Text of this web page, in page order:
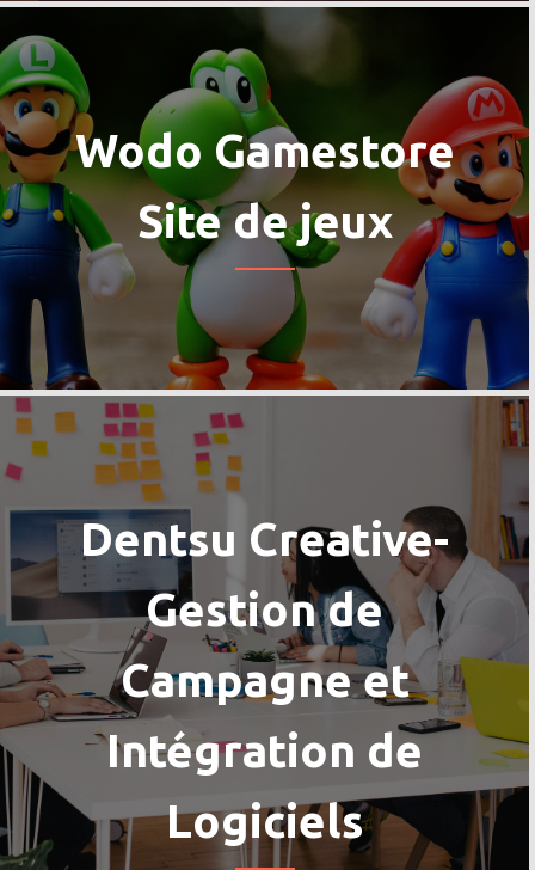
Wodo Gamestore
Site de jeux
Dentsu Creative-
Gestion de
Campagne et
Intégration de
Logiciels